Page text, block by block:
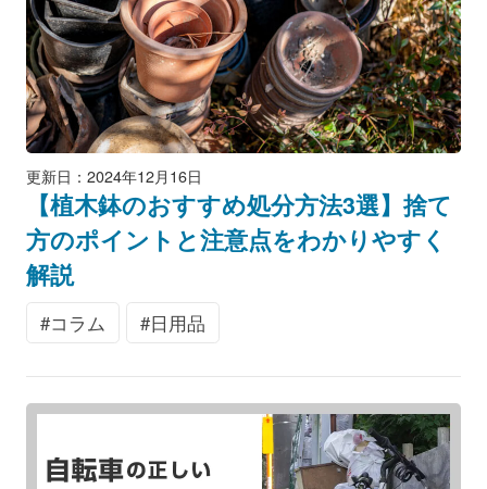
更新日：2024年12月16日
【植木鉢のおすすめ処分方法3選】捨て
方のポイントと注意点をわかりやすく
解説
コラム 日用品